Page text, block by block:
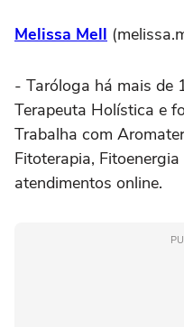
Melissa Mell
- Taróloga há mais de
Terapeuta Holística e
Trabalha com
Fitoterapia,
atendimentos online.